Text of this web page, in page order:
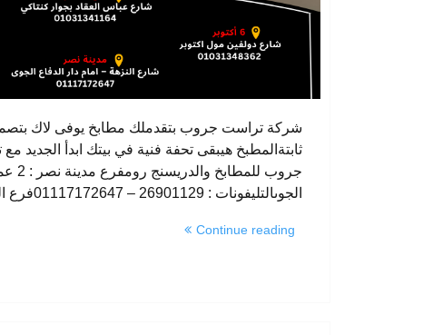
شركة تراست جروب بتقدملك مطابخ يوفى لاك
ثابتةالمطبخ هيبقى تحفة فنية في بيتك ابدأ
الجوىالتليفونات : 26901129 – 01117172647فرع المهندسين …
Continue reading
“أحدث